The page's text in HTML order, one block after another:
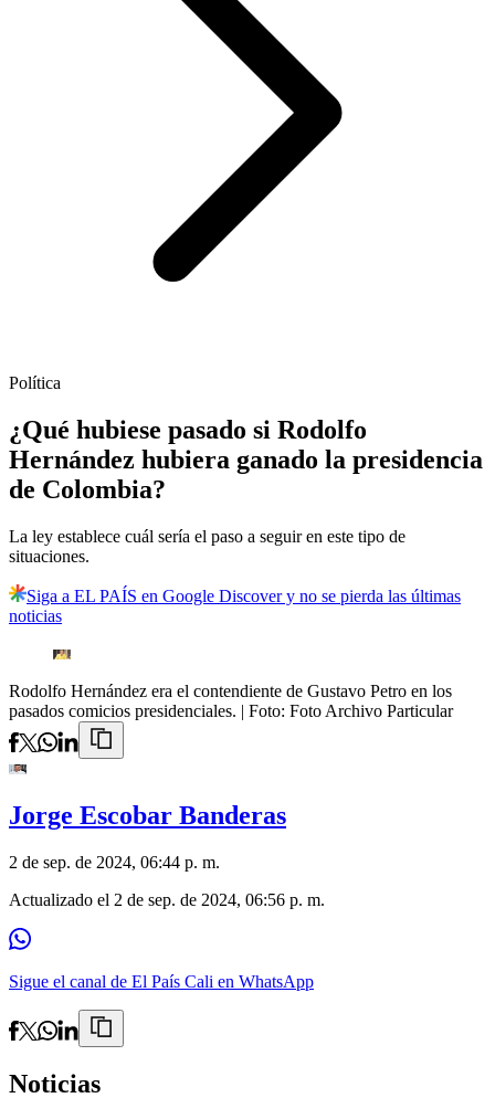
Política
¿Qué hubiese pasado si Rodolfo
Hernández hubiera ganado la presidencia
de Colombia?
La ley establece cuál sería el paso a seguir en este tipo de
situaciones.
Siga a EL PAÍS en Google Discover y no se pierda las últimas
noticias
Rodolfo Hernández era el contendiente de Gustavo Petro en los
pasados comicios presidenciales. | Foto: Foto Archivo Particular
Jorge Escobar Banderas
2 de sep. de 2024, 06:44 p. m.
Actualizado el 2 de sep. de 2024, 06:56 p. m.
Sigue el canal de El País Cali en WhatsApp
Noticias